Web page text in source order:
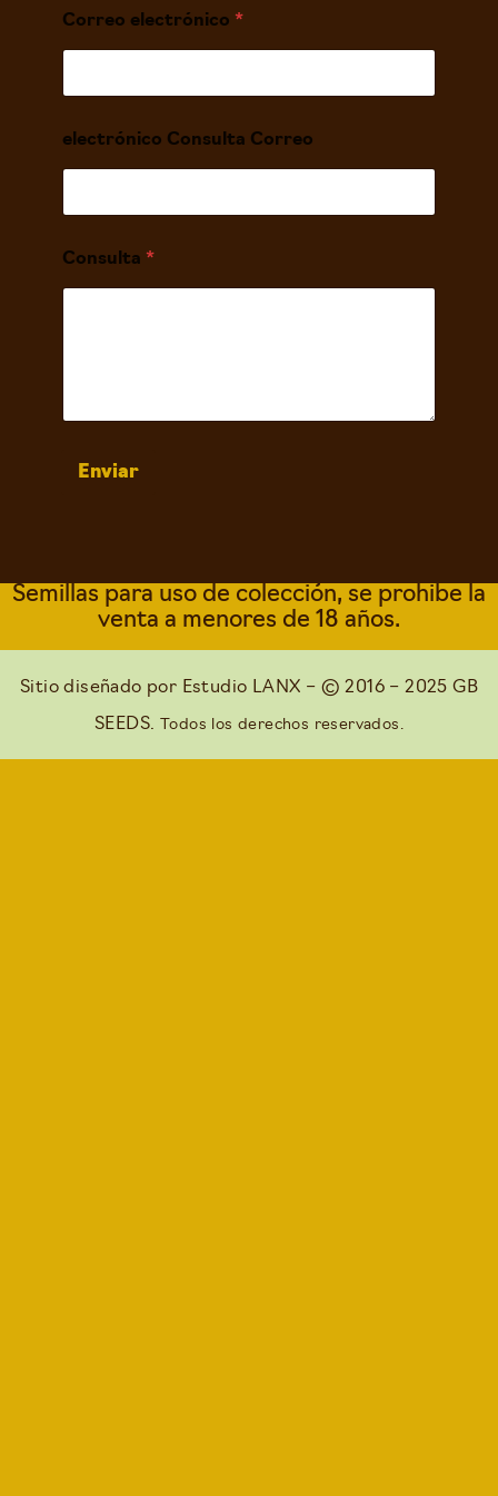
Correo electrónico *
electrónico Consulta Correo
Consulta *
Enviar
Semillas para uso de colección, se prohibe la
venta a menores de 18 años.
Sitio diseñado por Estudio LANX – © 2016 – 2025 GB
SEEDS. Todos los derechos reservados.